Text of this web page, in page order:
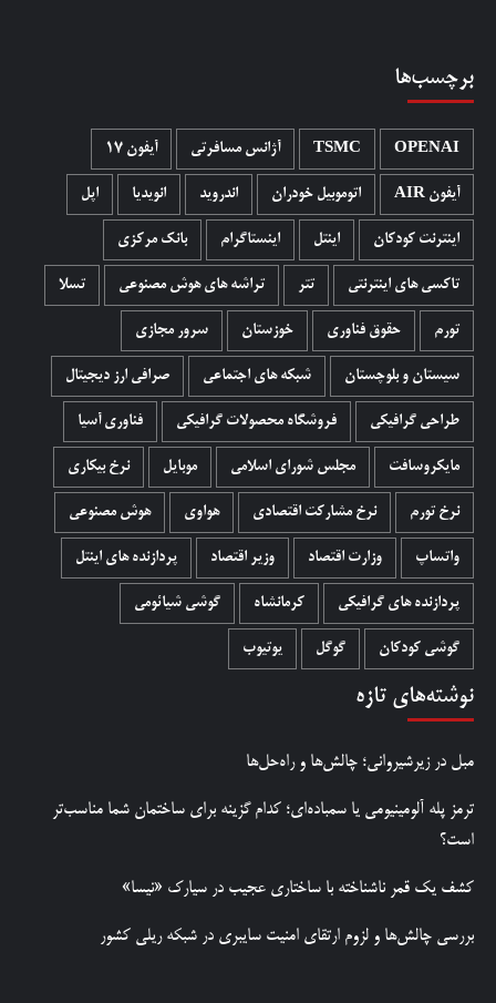
برچسب‌ها
OPENAI
TSMC آژانس مسافرتی آیفون 17
آیفون AIR اتوموبیل خودران اندروید انویدیا اپل
اینترنت کودکان اینتل اینستاگرام بانک مرکزی
تاکسی های اینترنتی تتر تراشه های هوش مصنوعی تسلا
تورم حقوق فناوری خوزستان سرور مجازی
سیستان و بلوچستان شبکه های اجتماعی صرافی ارز دیجیتال
طراحی گرافیکی فروشگاه محصولات گرافيکی فناوری آسیا
مایکروسافت مجلس شورای اسلامی موبایل نرخ بیکاری
نرخ تورم نرخ مشارکت اقتصادی هواوی هوش مصنوعی
واتساپ وزارت اقتصاد وزیر اقتصاد پردازنده های اینتل
پردازنده های گرافیکی کرمانشاه گوشی شیائومی
گوشی کودکان گوگل یوتیوب
نوشته‌های تازه
مبل در زیرشیروانی؛ چالش‌ها و راه‌حل‌ها
ترمز پله آلومینیومی یا سمباده‌ای؛ کدام گزینه برای ساختمان شما مناسب‌تر
است؟
کشف یک قمر ناشناخته با ساختاری عجیب در سیارک «نیسا»
بررسی چالش‌ها و لزوم ارتقای امنیت سایبری در شبکه ریلی کشور